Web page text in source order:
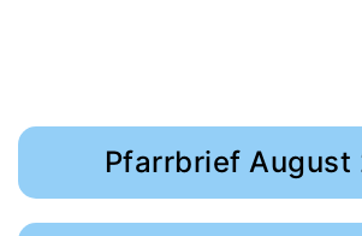
Pfarrbrief August